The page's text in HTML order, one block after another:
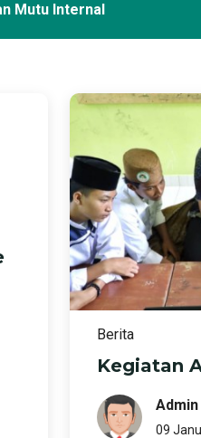
Mutu Internal
Berita
Kegiatan
Admin
09